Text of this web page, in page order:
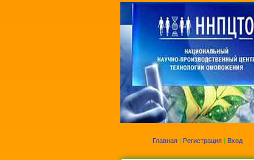
Главная | Регистрация | Вход